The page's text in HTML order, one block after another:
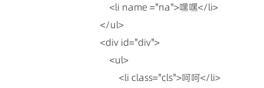
<li name ="na">嘿嘿</li>
</ul>
<div id="div">
<ul>
<li class="cls">呵呵</li>